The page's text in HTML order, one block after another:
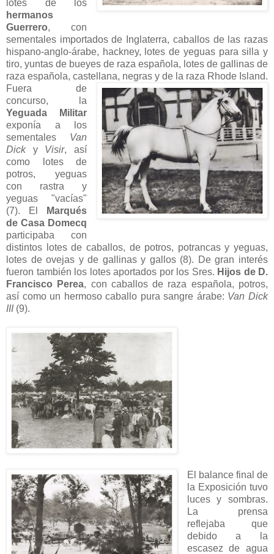
lotes de los
hermanos
Guerrero, con
sementales importados de Inglaterra, caballos de las razas
hispano-anglo-árabe, hackney, lotes de yeguas para silla y
tiro, yuntas de bueyes de raza española, lotes de gallinas de
raza española, castellana, negras y de la raza Rhode Island.
Fuera de
concurso, la
Yeguada Militar
exponía a los
sementales Van
Dicky Visir, así
como lotes de
potros, yeguas
con rastra y
yeguas "vacías"
(7). El
Marqués
de Casa Domecq
participaba con
distintos lotes de caballos, de potros, potrancas y yeguas,
lotes de ovejas y de gallinas y gallos (8). De gran interés
fueron también los lotes aportados por los Sres. Hijos de D.
Francisco Perea, con caballos de raza española, potros,
así como un hermoso caballo pura sangre árabe: Van Dick
III(9).
El balance final de
la Exposición tuvo
luces y sombras.
La prensa
reflejaba que
debido a la
escasez de agua